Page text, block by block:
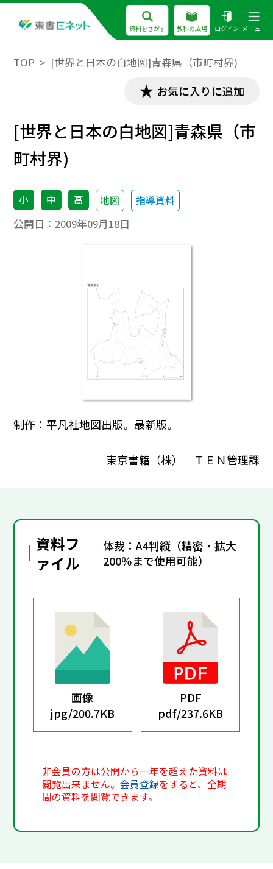
資料をさがす 教科の広場 ログイン メニュー
TOP [世界と日本の白地図]青森県（市町村界)
お気に入りに追加
[世界と日本の白地図]青森県（市
町村界)
小 中 高 地図 指導資料
公開日： 2009年09月18日
制作：平凡社地図出版。最新版。
東京書籍（株） ＴＥＮ管理課
資料フ
ァイル
体裁：A4判縦（精密・拡大
200％まで使用可能）
画像
jpg/200.7KB
PDF
pdf/237.6KB
非会員の方は公開から一年を超えた資料は
閲覧出来ません。会員登録をすると、全期
間の資料を閲覧できます。